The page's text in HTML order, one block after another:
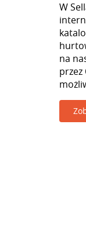
W
na
przez